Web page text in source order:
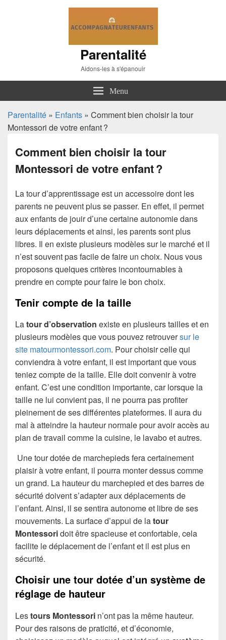
Parentalité
Aidons-les à s'épanouir
Menu
Parentalité » Enfants » Comment bien choisir la tour
Montessori de votre enfant ?
Comment bien choisir la tour
Montessori de votre enfant ?
La tour d’apprentissage est un accessoire dont les
parents ne peuvent plus se passer. En effet, il permet
aux enfants de jouir d’une certaine autonomie dans
leurs déplacements et ainsi, les parents sont plus
libres. Il en existe plusieurs modèles sur le marché et il
n’est souvent pas facile de faire un choix. Nous vous
proposons quelques critères incontournables à
prendre en compte pour faire le bon choix.
Tenir compte de la taille
Latour d’observation existe en plusieurs tailles et en
plusieurs modèles que vous pouvez retrouversur le
site matourmontessori.com. Pour choisir celle qui
conviendra à votre enfant, il est important que vous
teniez compte de la taille. Elle doit convenir à votre
enfant. C’est une condition importante, car lorsque la
taille ne lui convient pas, il ne pourra pas profiter
pleinement de ses différentes plateformes. Il aura du
mal à atteindre la hauteur normale pour avoir accès au
plan de travail comme la cuisine, le lavabo et autres.
Une tour dotée de marchepieds fera certainement
plaisir à votre enfant, il pourra monter dessus comme
un grand. La hauteur du marchepied et des barres de
sécurité doivent s’adapter aux déplacements de
l’enfant. Ainsi, il se sentira autonome et libre de ses
mouvements. La surface d’appui de latour
Montessoridoit être spacieuse et confortable, cela
facilite le déplacement de l’enfant et il est plus en
sécurité.
Choisir une tour dotée d’un système de
réglage de hauteur
Lestours Montessori n’ont pas la même hauteur.
Pour des raisons de praticité, et d’économie,